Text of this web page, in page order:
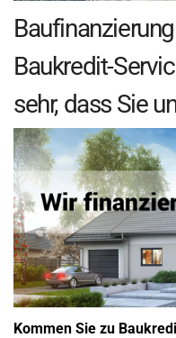
Baukredit-
sehr, dass Sie
Kommen Sie zu